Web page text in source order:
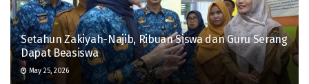
Setahun Zakiyah-Najib, Ribuan Siswa dan Guru Serang
Dapat Beasiswa
May 25, 2026